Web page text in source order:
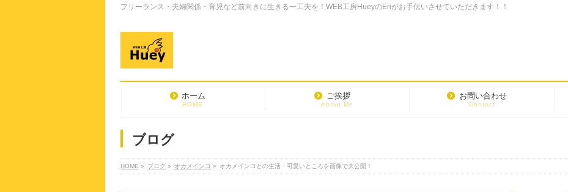
フリーランス・夫婦関係・育児など前向きに生きる一工夫を！WEB工房HueyのEriがお手伝いさせていただきます！！
ホーム
HOME
ご挨拶
About Me
お問い合わせ
Contact
ブログ
HOME » ブログ » オカメインコ » オカメインコとの生活・可愛いところを画像で大公開！